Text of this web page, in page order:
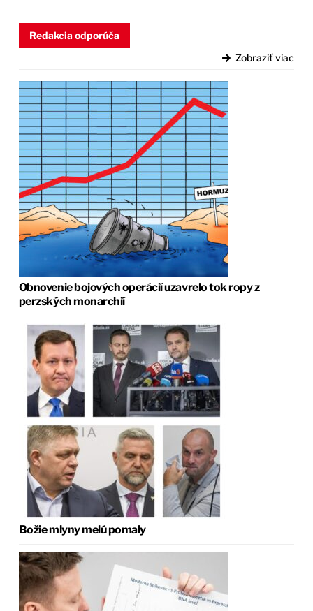
Redakcia odporúča
Zobraziť viac
Obnovenie bojových operácií uzavrelo tok ropy z
perzských monarchií
Božie mlyny melú pomaly